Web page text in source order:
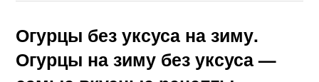
Огурцы без уксуса на зиму.
Огурцы на зиму без уксуса —